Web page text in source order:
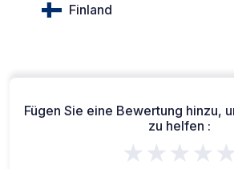
Finland
Fügen Sie eine Bewertung hinzu,
zu helfen :
★★★★★